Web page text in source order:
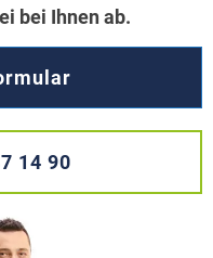
bei Ihnen ab.
14 90